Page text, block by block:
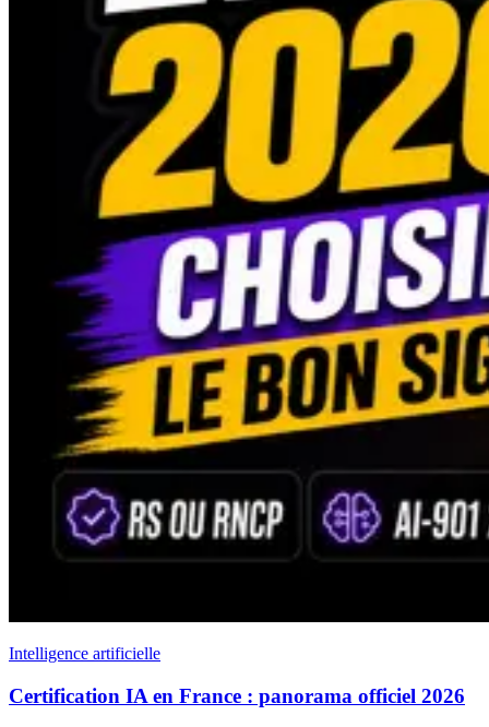
Intelligence artificielle
Certification IA en France : panorama officiel 2026